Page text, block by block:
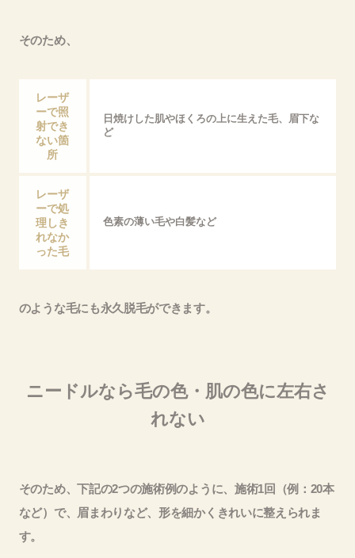
そのため、
レーザ
ーで照
射でき
ない箇
所
日焼けした肌やほくろの上に生えた毛、眉下な
ど
レーザ
ーで処
理しき
れなか
った毛
色素の薄い毛や白髪など
のような毛にも永久脱毛ができます。
ニードルなら毛の色・肌の色に左右さ
れない
そのため、下記の2つの施術例のように、施術1回（例：20本
など）で、眉まわりなど、形を細かくきれいに整えられま
す。